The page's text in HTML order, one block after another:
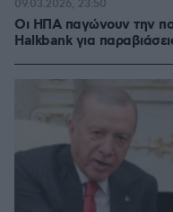
Οι ΗΠΑ παγώνουν την
Halkbank για
09.03.2026, 23:50